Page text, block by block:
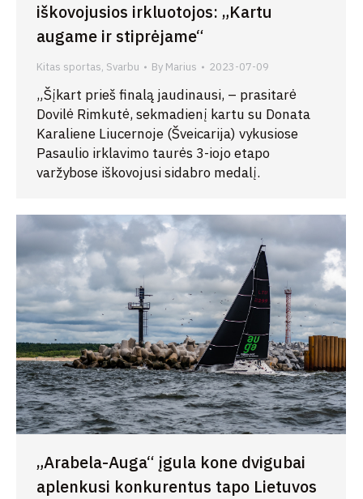
iškovojusios irkluotojos: „Kartu
augame ir stiprėjame“
Kitas sportas, Svarbu By Marius 2023-07-09
„Šįkart prieš finalą jaudinausi, – prasitarė
Dovilė Rimkutė, sekmadienį kartu su Donata
Karaliene Liucernoje (Šveicarija) vykusiose
Pasaulio irklavimo taurės 3-iojo etapo
varžybose iškovojusi sidabro medalį.
„Arabela-Auga“ įgula kone dvigubai
aplenkusi konkurentus tapo Lietuvos